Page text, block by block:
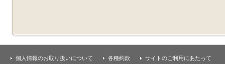
個人情報のお取り扱いについて 各種約款 サイトのご利用にあたって